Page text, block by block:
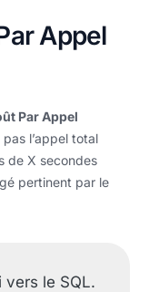
Appel
Par Appel
l’appel total
de X secondes
pertinent par le
le SQL.